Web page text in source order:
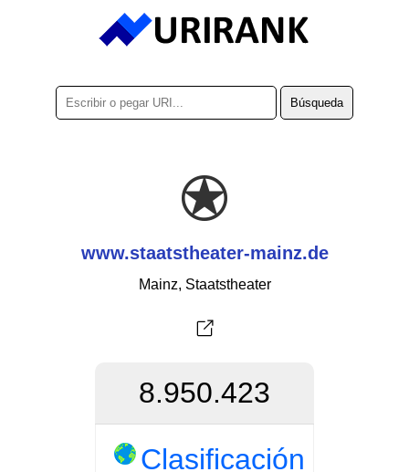
www.staatstheater-mainz.de
Mainz, Staatstheater
8.950.423
Clasificación